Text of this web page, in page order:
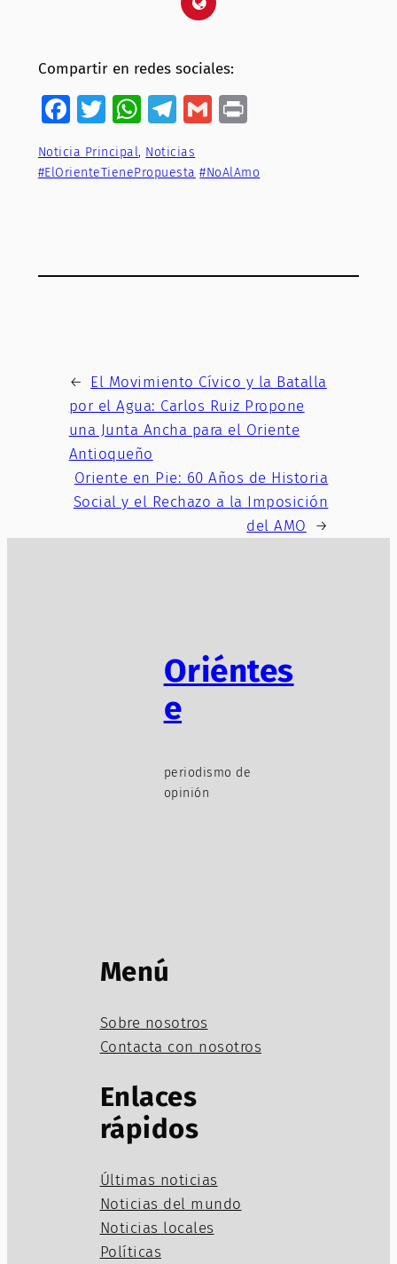
Compartir en redes sociales:
Facebook
Twitter
WhatsApp
Telegram
GmailPrint
Noticia Principal, Noticias
#ElOrienteTienePropuesta #NoAlAmo
← El Movimiento Cívico y la Batalla
por el Agua: Carlos Ruiz Propone
una Junta Ancha para el Oriente
Antioqueño
Oriente en Pie: 60 Años de Historia
Social y el Rechazo a la Imposición
del AMO
→
Oriéntes
e
periodismo de
opinión
Menú
Sobre nosotros
Contacta con nosotros
Enlaces
rápidos
Últimas noticias
Noticias del mundo
Noticias locales
Políticas